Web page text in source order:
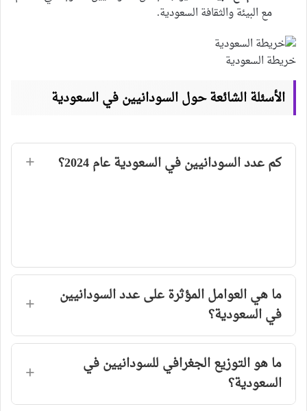
مع البيئة والثقافة السعودية.
خريطة السعودية
الأسئلة الشائعة حول السودانيين في السعودية
كم عدد السودانيين في السعودية عام 2024؟
ما هي العوامل المؤثرة على عدد السودانيين
في السعودية؟
ما هو التوزيع الجغرافي للسودانيين في
السعودية؟